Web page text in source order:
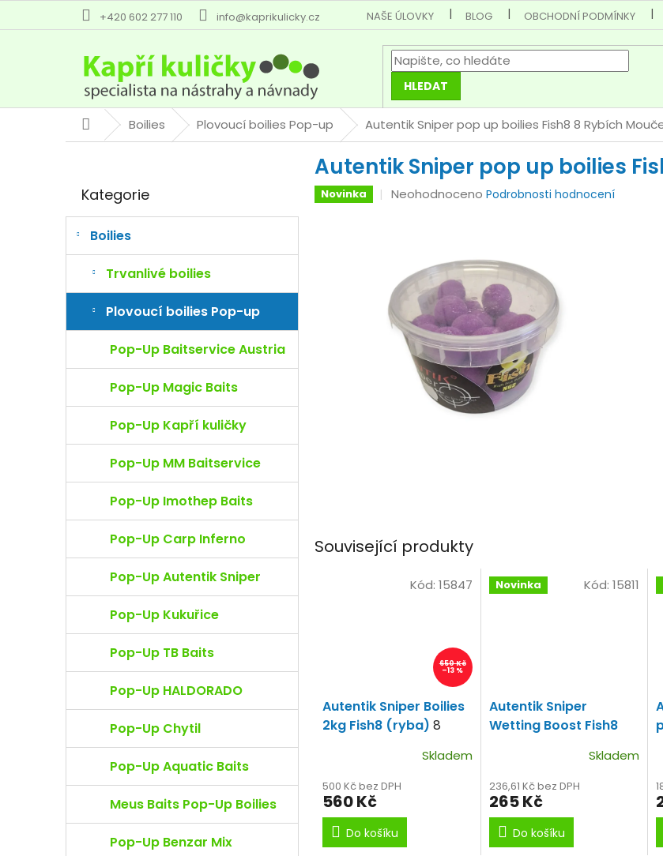
+420 602 277 110 info@kaprikulicky.cz NAŠE ÚLOVKY BLOG OBCHODNÍ PODMÍNKY
HLEDAT
DomůBoilies Plovoucí boilies Pop-up Autentik Sniper pop up boilies Fish8 8 Rybích
r
n
í
l
kategorie
Kategorie
Boilies
Trvanlivé boilies
Plovoucí boilies Pop-up
Pop-Up Baitservice Austria
Pop-Up Magic Baits
Pop-Up Kapří kuličky
Pop-Up MM Baitservice
Pop-Up Imothep Baits
Pop-Up Carp Inferno
Pop-Up Autentik Sniper
Pop-Up Kukuřice
Pop-Up TB Baits
Pop-Up HALDORADO
Pop-Up Chytil
Pop-Up Aquatic Baits
Meus Baits Pop-Up Boilies
Pop-Up Benzar Mix
Autentik Sniper pop up boilies
Novinka
Průměrné
5
hvězdiček.
Neohodnoceno Podrobnosti hodnocení
Související produkty
650 Kč
–13 %
Autentik Sniper Boilies
2kg Fish8 (ryba) 8
Skladem
500 Kč bez DPH
560 Kč
Do košíku
Kód: 15847 Novinka
Autentik Sniper
Wetting Boost Fish8
Skladem
236,61 Kč bez DPH
265 Kč
Do košíku
Kód: 15811